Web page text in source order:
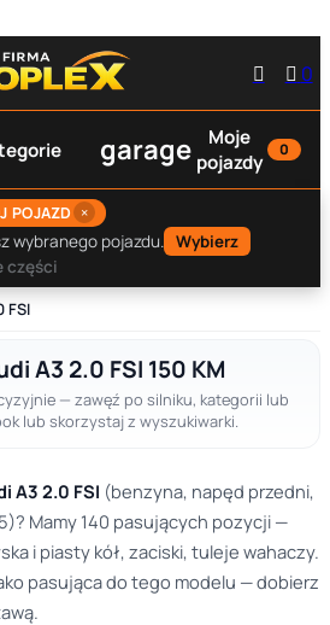

 0
garage
Moje
pojazdy
0
POJAZD ×
wybranego pojazdu. Wybierz
części
FSI
A3 2.0 FSI 150 KM
— zawęź po silniku, kategorii lub
lub skorzystaj z wyszukiwarki.
A3 2.0 FSI (benzyna, napęd przedni,
Mamy 140 pasujących pozycji —
i piasty kół, zaciski, tuleje wahaczy.
pasująca do tego modelu — dobierz